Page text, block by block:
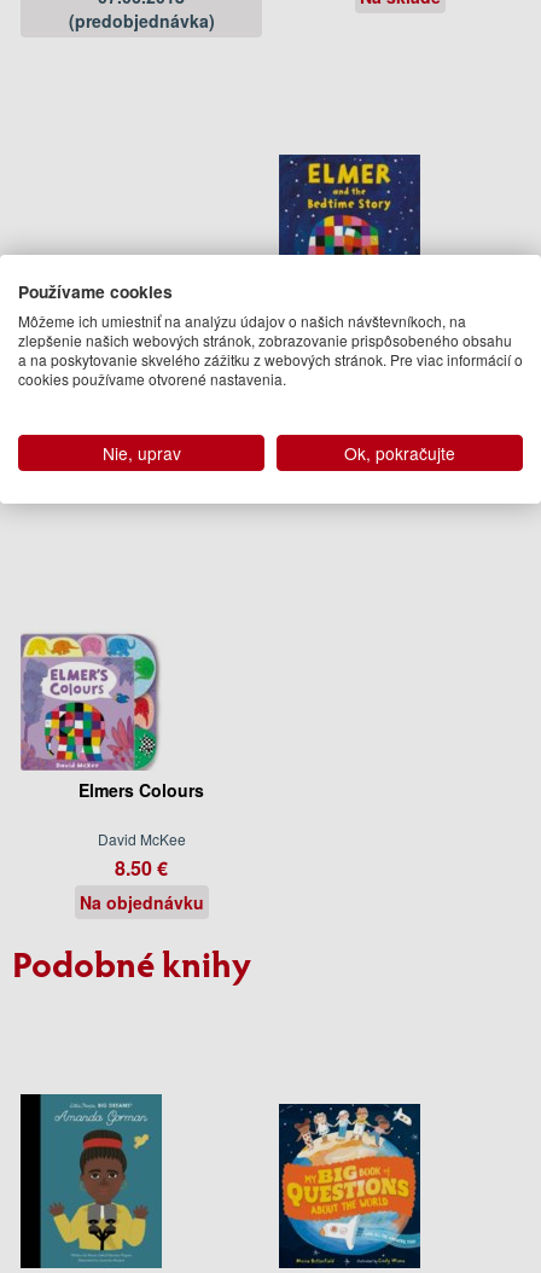
(predobjednávka)
Elmer and the Bedtime Story
Na objednávku
Elmers Colours
David McKee
8.50 €
Na objednávku
Podobné knihy
Používame cookies
Môžeme ich umiestniť na analýzu údajov o našich návštevníkoch, na
zlepšenie našich webových stránok, zobrazovanie prispôsobeného obsahu
a na poskytovanie skvelého zážitku z webových stránok. Pre viac informácií o
cookies používame otvorené nastavenia.
Nie, uprav Ok, pokračujte